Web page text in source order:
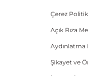
Çerez
Açık Rıza
Aydınlatma
Şikayet ve